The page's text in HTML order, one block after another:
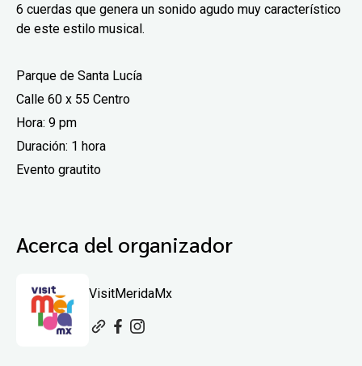
6 cuerdas que genera un sonido agudo muy característico
de este estilo musical.
Parque de Santa Lucía
Calle 60 x 55 Centro
Hora: 9 pm
Duración: 1 hora
Evento grautito
Acerca del organizador
VisitMeridaMx